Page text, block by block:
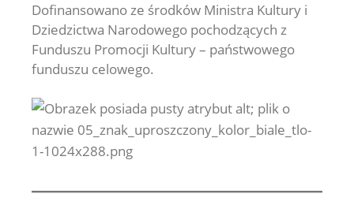
Dofinansowano ze środków Ministra Kultury i
Dziedzictwa Narodowego pochodzących z
Funduszu Promocji Kultury – państwowego
funduszu celowego.